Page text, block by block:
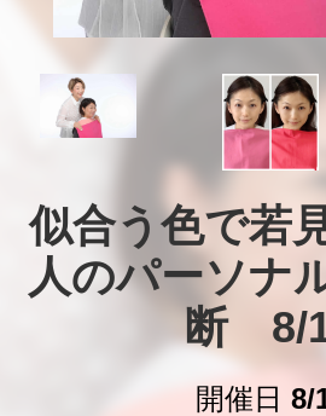
似合う色で若
人のパーソナ
断　8/
開催日 8/